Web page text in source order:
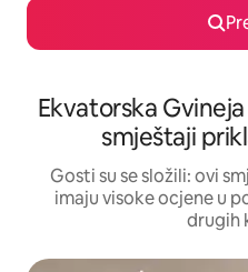
Ekvatorska
smještaji
Gosti su se složili: ovi
imaju visoke ocjene u
drugih